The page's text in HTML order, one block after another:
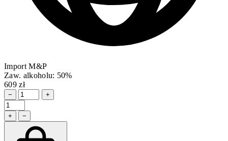
Import M&P
Zaw. alkoholu: 50%
609 zł
− +
+ −